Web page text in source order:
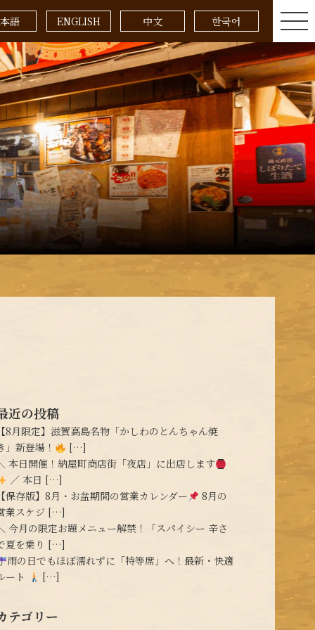
語 ENGLISH 中文 한국어
近の投稿
8月限定】滋賀高島名物「かしわのとんちゃん焼
」新登場！
[…]
本日開催！納屋町商店街「夜店」に出店します
／ 本日 […]
保存版】8月・お盆期間の営業カレンダー
8月の
業スケジ […]
今月の限定お題メニュー解禁！「スパイシー 辛さ
夏を乗り […]
雨の日でもほぼ濡れずに「特等席」へ！最新・快適
ート
[…]
テゴリー